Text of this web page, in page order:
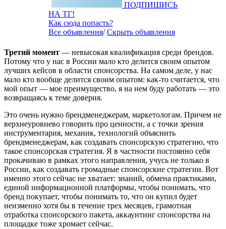
ПОДПИШИСЬ
НА ТГ!
Как сюда попасть?
Все объявления/Скрыть объявления
Третий момент — невысокая квалификация среди брендов.
Потому что у нас в России мало кто делится своим опытом
лучших кейсов в области спонсорства. На самом деле, у нас
мало кто вообще делится своим опытом: как-то считается, что
мой опыт — мое преимущество, я на нем буду работать — это
возвращаясь к теме доверия.
Это очень нужно брендменеджерам, маркетологам. Причем не
верхнеуровнево говорить про ценности, а с точки зрения
инструментария, механик, технологий объяснить
брендменеджерам, как создавать спонсорскую стратегию, что
такое спонсорская стратегия. Я в частности постоянно себя
прокачиваю в рамках этого направления, учусь не только в
России, как создавать громадные спонсорские стратегии. Вот
именно этого сейчас не хватает: знаний, обмена практиками,
единой информационной платформы, чтобы понимать, что
бренд покупает, чтобы понимать то, что он купил будет
неизменно хотя бы в течение трех месяцев, грамотная
отработка спонсорского пакета, аккаунтинг спонсорства на
площадке тоже хромает сейчас.